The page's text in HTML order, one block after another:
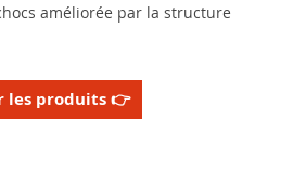
améliorée par la structure
les produits 👉